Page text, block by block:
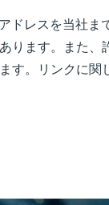
レスを当社ま
ります。また、
す。リンクに